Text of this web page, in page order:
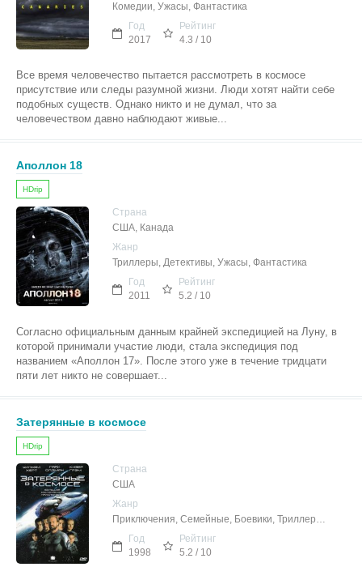
Комедии, Ужасы, Фантастика
Год
2017
Рейтинг
4.3 / 10
Все время человечество пытается рассмотреть в космосе
присутствие или следы разумной жизни. Люди хотят найти себе
подобных существ. Однако никто и не думал, что за
человечеством давно наблюдают живые...
Аполлон 18
HDrip
Страна
США, Канада
Жанр
Триллеры, Детективы, Ужасы, Фантастика
Год
2011
Рейтинг
5.2 / 10
Согласно официальным данным крайней экспедицией на Луну, в
которой принимали участие люди, стала экспедиция под
названием «Аполлон 17». После этого уже в течение тридцати
пяти лет никто не совершает...
Затерянные в космосе
HDrip
Страна
США
Жанр
Приключения, Семейные, Боевики, Триллеры, Фантастика
Год
1998
Рейтинг
5.2 / 10